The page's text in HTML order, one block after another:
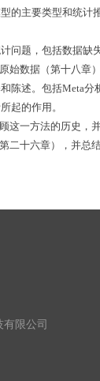
的主要类型和统
问题，包括数据缺
始数据（第十八章
陈述。包括Meta
起的作用。
这一方法的历史，
二十六章），并总
限公司